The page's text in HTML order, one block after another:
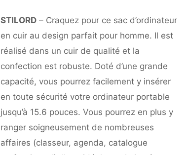
STILORD – Craquez pour ce sac d’ordinateur
en cuir au design parfait pour homme. Il est
réalisé dans un cuir de qualité et la
confection est robuste. Doté d’une grande
capacité, vous pourrez facilement y insérer
en toute sécurité votre ordinateur portable
jusqu’à 15.6 pouces. Vous pourrez en plus y
ranger soigneusement de nombreuses
affaires (classeur, agenda, catalogue